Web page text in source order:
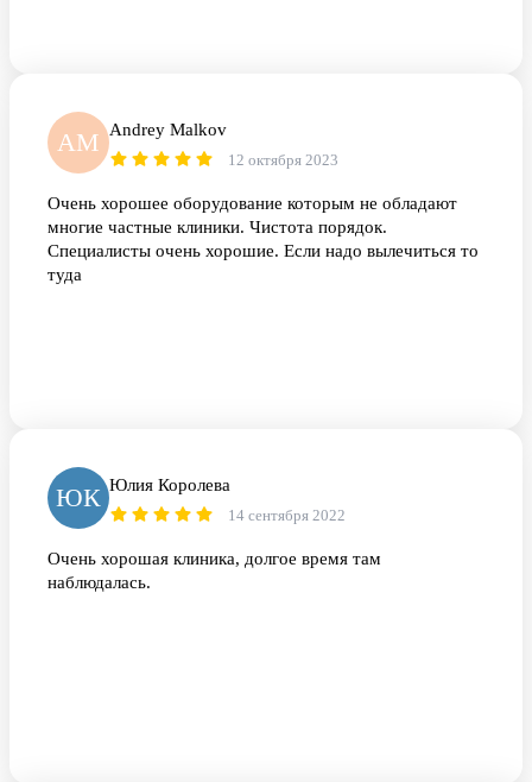
AM Andrey Malkov
12 октября 2023
Очень хорошее оборудование которым не обладают
многие частные клиники. Чистота порядок.
Специалисты очень хорошие. Если надо вылечиться то
туда
ЮК Юлия Королева
14 сентября 2022
Очень хорошая клиника, долгое время там
наблюдалась.